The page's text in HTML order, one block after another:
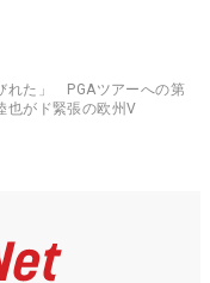
れた」 PGAツアーへの第
也がド緊張の欧州V